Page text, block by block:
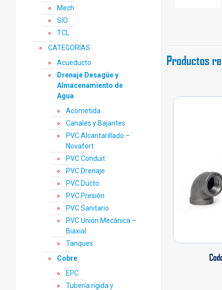
Productos
Mech
SIO
TCL
CATEGORÍAS
Acueducto
Drenaje Desagüe y
Almacenamiento de
Agua
Acometida
Canales y Bajantes
PVC Alcantarillado –
Novafort
PVC Conduit
PVC Drenaje
PVC Ducto
PVC Presión
PVC Sanitario
PVC Unión Mecánica –
Biaxial
Tanques
Cobre
EPC
Tubería rígida y